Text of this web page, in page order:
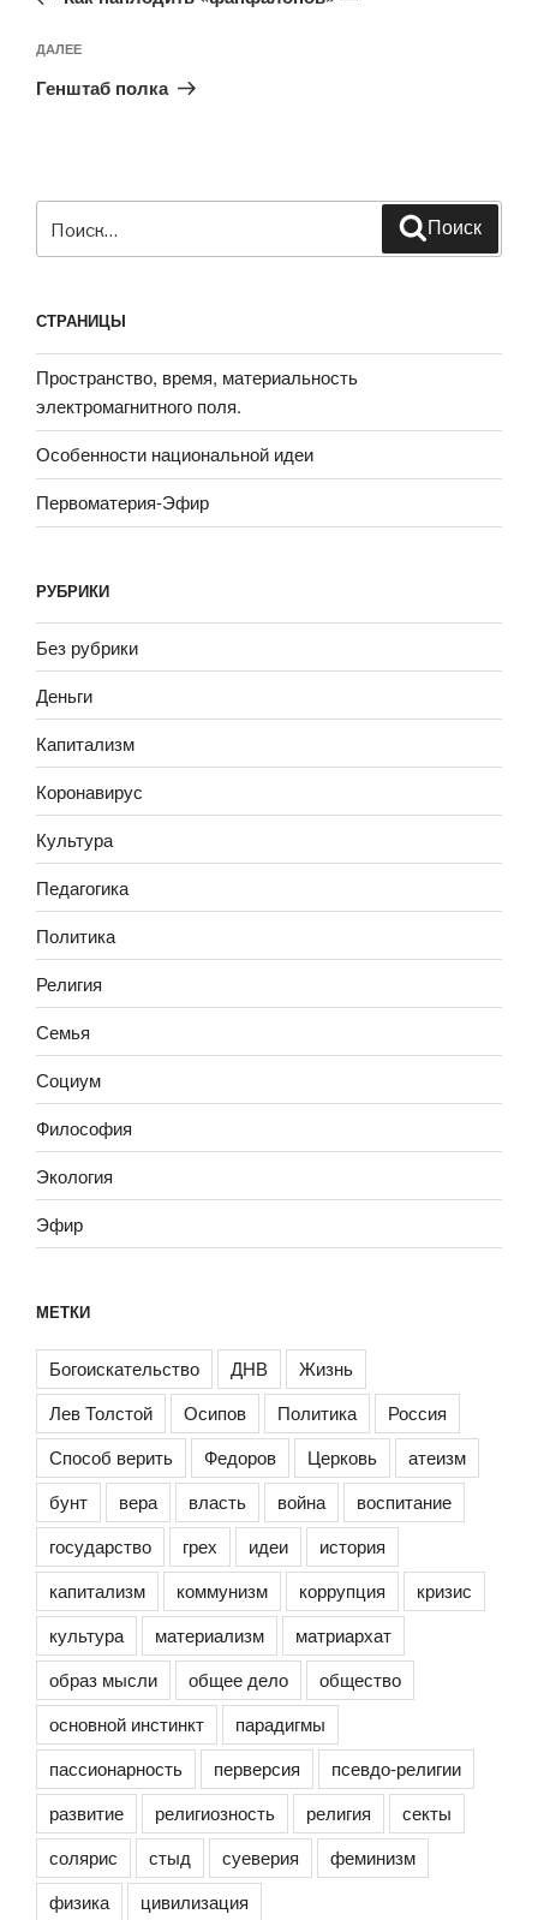
Следующая
запись
ДАЛЕЕ
Генштаб полка
Поиск
СТРАНИЦЫ
Пространство, время, материальность
электромагнитного поля.
Особенности национальной идеи
Первоматерия-Эфир
РУБРИКИ
Без рубрики
Деньги
Капитализм
Коронавирус
Культура
Педагогика
Политика
Религия
Семья
Социум
Философия
Экология
Эфир
МЕТКИ
Богоискательство ДНВ
Жизнь
Лев Толстой
Осипов Политика
Россия
Способ верить
Федоров Церковь
атеизм
бунт
вера власть война
воспитание
государство
грех идеи
история
капитализм
коммунизм коррупция
кризис
культура
материализм
матриархат
образ мысли
общее дело
общество
основной инстинкт
парадигмы
пассионарность
перверсия
псевдо-религии
развитие
религиозность религия
секты
солярис
стыд суеверия
феминизм
физика
цивилизация